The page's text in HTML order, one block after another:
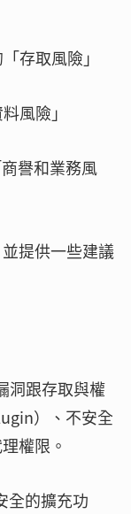
存取風險」
風險」
譽和業務風
提供一些建議
洞跟存取與權
）、不安全
權限。
全的擴充功